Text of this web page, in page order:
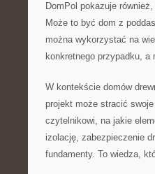
DomPol pokazuje
Może to być dom z
można wykorzystać na
konkretnego przypadku, a
W kontekście domów
projekt może stracić
czytelnikowi, na jakie
izolację, zabezpieczenie
fundamenty. To wiedza,